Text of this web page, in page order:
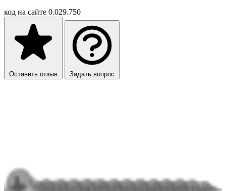
код на сайте 0.029.750
Оставить отзыв Задать вопрос